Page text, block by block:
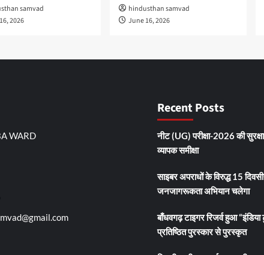
samvad
2026
hindusthan samvad
June 16, 2026
WARD
Recent Posts
नीट (UG) परीक्षा-2026 की
व्यापक समीक्षा
साइबर अपराधों के विरुद्ध 15
जनजागरूकता अभियान चलेगा
बाँधवगढ़ टाइगर रिजर्व हुआ
प्रतिष्ठित पुरस्कार से पुरस्कृत